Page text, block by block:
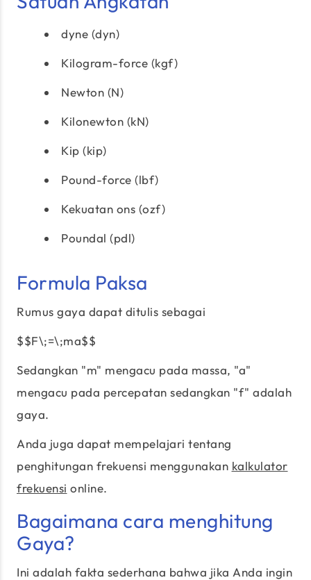
dyne (dyn)
Kilogram-force (kgf)
Newton (N)
Kilonewton (kN)
Kip (kip)
Pound-force (lbf)
Kekuatan ons (ozf)
Poundal (pdl)
Formula Paksa
Rumus gaya dapat ditulis sebagai
$$F\;=\;ma$$
Sedangkan "m" mengacu pada massa, "a"
mengacu pada percepatan sedangkan "f" adalah
gaya.
Anda juga dapat mempelajari tentang
penghitungan frekuensi menggunakan kalkulator
frekuensi online.
Bagaimana cara menghitung
Gaya?
Ini adalah fakta sederhana bahwa jika Anda ingin